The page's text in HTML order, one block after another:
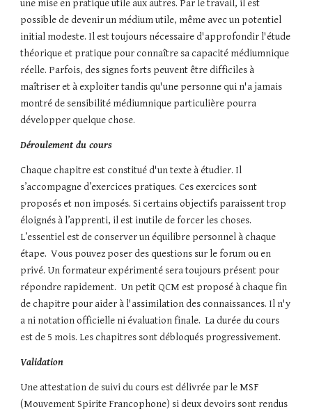
une mise en pratique utile aux autres. Par le travail, il est
possible de devenir un médium utile, même avec un potentiel
initial modeste. Il est toujours nécessaire d'approfondir l'étude
théorique et pratique pour connaître sa capacité médiumnique
réelle. Parfois, des signes forts peuvent être difficiles à
maîtriser et à exploiter tandis qu'une personne qui n'a jamais
montré de sensibilité médiumnique particulière pourra
développer quelque chose.
Déroulement du cours
Chaque chapitre est constitué d'un texte à étudier. Il
s’accompagne d’exercices pratiques. Ces exercices sont
proposés et non imposés. Si certains objectifs paraissent trop
éloignés à l’apprenti, il est inutile de forcer les choses.
L’essentiel est de conserver un équilibre personnel à chaque
étape.  Vous pouvez poser des questions sur le forum ou en
privé. Un formateur expérimenté sera toujours présent pour
répondre rapidement.  Un petit QCM est proposé à chaque fin
de chapitre pour aider à l'assimilation des connaissances. Il n'y
a ni notation officielle ni évaluation finale.  La durée du cours
est de 5 mois. Les chapitres sont débloqués progressivement.
Validation
Une attestation de suivi du cours est délivrée par le MSF
(Mouvement Spirite Francophone) si deux devoirs sont rendus